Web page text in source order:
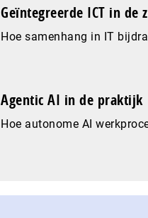
Geïntegreerde ICT in de
Hoe samenhang in IT
Agentic AI in de praktijk
Hoe autonome AI